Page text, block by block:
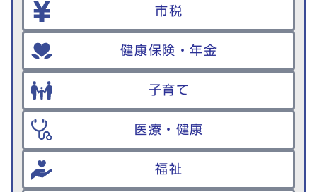
市税
健康保険・年金
子育て
医療・健康
福祉